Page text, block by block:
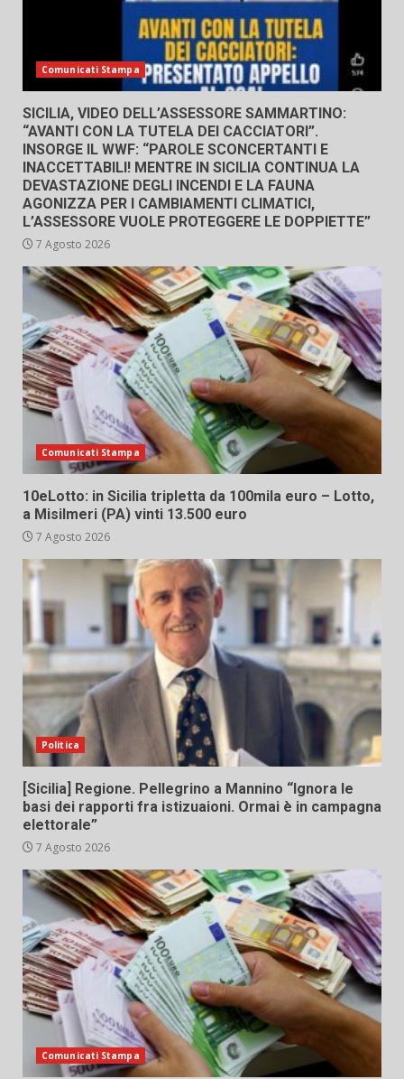
Comunicati Stampa
SICILIA, VIDEO DELL’ASSESSORE SAMMARTINO:
“AVANTI CON LA TUTELA DEI CACCIATORI”.
INSORGE IL WWF: “PAROLE SCONCERTANTI E
INACCETTABILI! MENTRE IN SICILIA CONTINUA LA
DEVASTAZIONE DEGLI INCENDI E LA FAUNA
AGONIZZA PER I CAMBIAMENTI CLIMATICI,
L’ASSESSORE VUOLE PROTEGGERE LE DOPPIETTE”
7 Agosto 2026
Comunicati Stampa
10eLotto: in Sicilia tripletta da 100mila euro – Lotto,
a Misilmeri (PA) vinti 13.500 euro
7 Agosto 2026
Politica
[Sicilia] Regione. Pellegrino a Mannino “Ignora le
basi dei rapporti fra istizuaioni. Ormai è in campagna
elettorale”
7 Agosto 2026
Comunicati Stampa